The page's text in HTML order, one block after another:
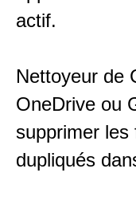
actif.
Nettoyeur de
OneDrive ou
supprimer les
dupliqués